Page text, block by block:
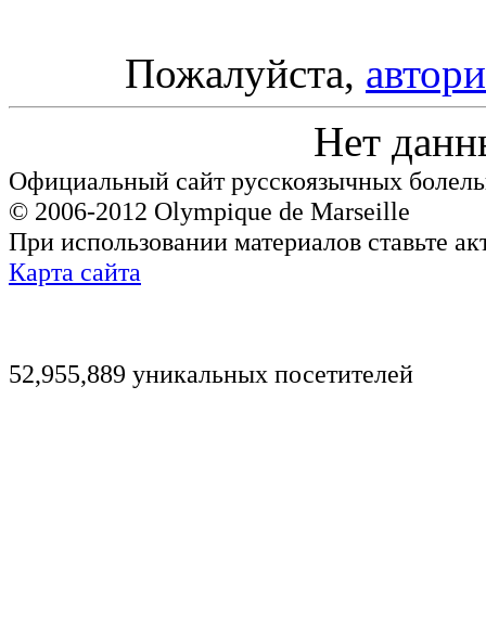
Пожалуйста,
Нет
Официальный сайт русскоязычных
© 2006-2012 Olympique de Marseille
При использовании материалов ставьте
Карта сайта
52,955,889 уникальных посетителей